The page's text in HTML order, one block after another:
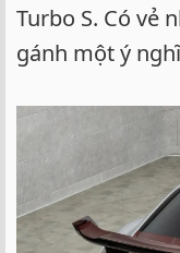
Turbo S. Có vẻ
gánh một ý